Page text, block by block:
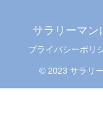
サラリーマン
プライバシーポリ
© 2023 サラリ